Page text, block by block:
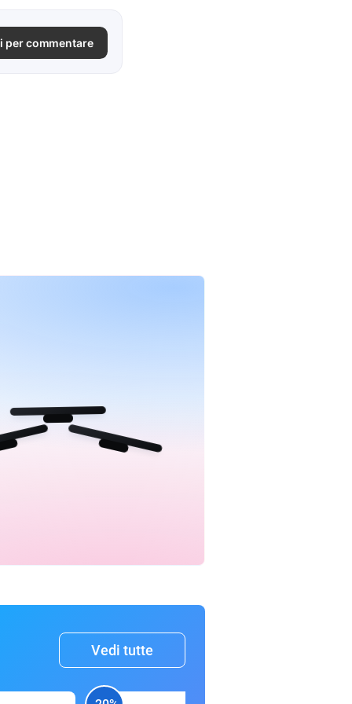
per commentare
Vedi tutte